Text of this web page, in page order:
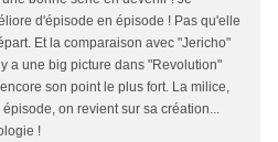
d'épisode en épisode ! Pas qu'elle
Et la comparaison avec "Jericho"
a une big picture dans "Revolution"
son point le plus fort. La milice,
on revient sur sa création...
!